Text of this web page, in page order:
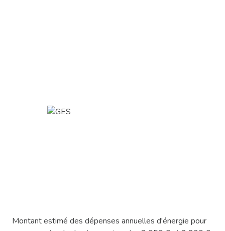
Montant estimé des dépenses annuelles d'énergie pour